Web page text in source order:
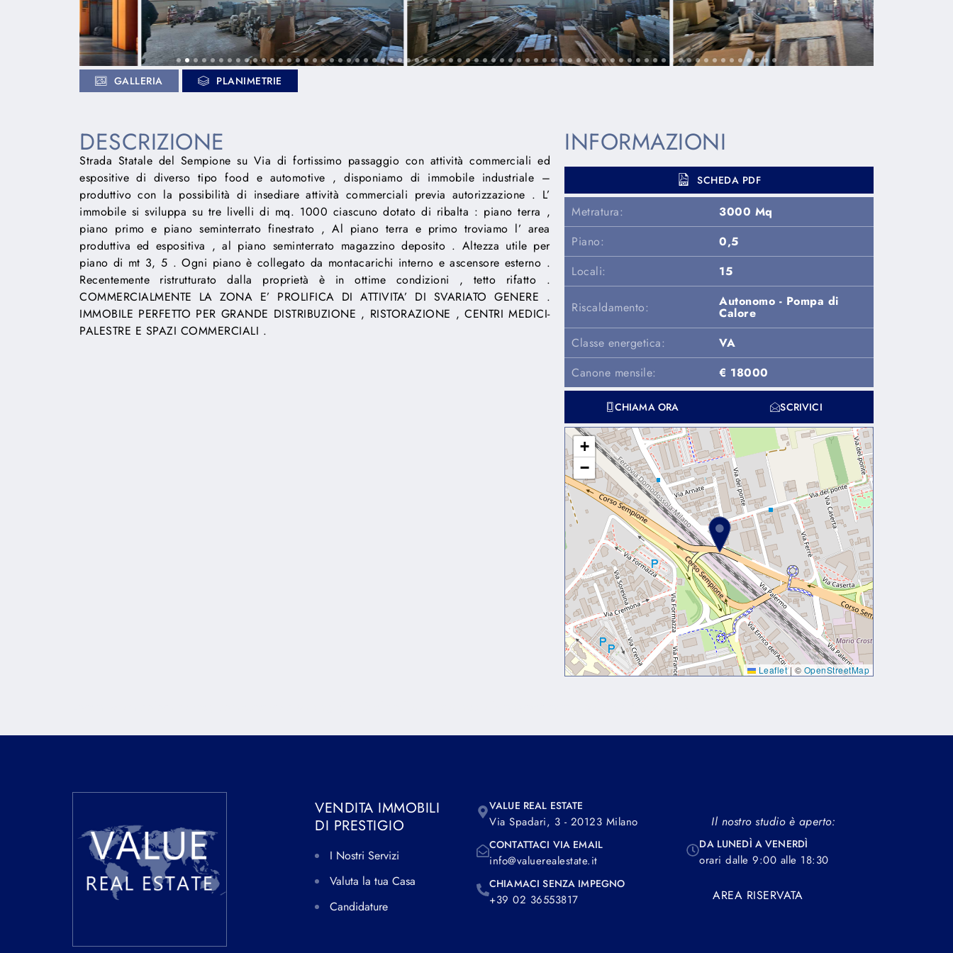
GALLERIA PLANIMETRIE
DESCRIZIONE
Strada Statale del Sempione su Via di fortissimo passaggio con attività commerciali ed
espositive di diverso tipo food e automotive , disponiamo di immobile industriale –
produttivo con la possibilità di insediare attività commerciali previa autorizzazione . L’
immobile si sviluppa su tre livelli di mq. 1000 ciascuno dotato di ribalta : piano terra ,
piano primo e piano seminterrato finestrato , Al piano terra e primo troviamo l’ area
produttiva ed espositiva , al piano seminterrato magazzino deposito . Altezza utile per
piano di mt 3, 5 . Ogni piano è collegato da montacarichi interno e ascensore esterno .
Recentemente ristrutturato dalla proprietà è in ottime condizioni , tetto rifatto .
COMMERCIALMENTE LA ZONA E’ PROLIFICA DI ATTIVITA’ DI SVARIATO GENERE .
IMMOBILE PERFETTO PER GRANDE DISTRIBUZIONE , RISTORAZIONE , CENTRI MEDICI-
PALESTRE E SPAZI COMMERCIALI .
INFORMAZIONI
SCHEDA PDF
Metratura:
3000 Mq
Piano:
0,5
Locali:
15
Riscaldamento: Autonomo - Pompa di
Calore
Classe energetica:
VA
Canone mensile:
€ 18000
CHIAMA ORA SCRIVICI
+
−
Leaflet |© OpenStreetMap
VENDITA IMMOBILI
DI PRESTIGIO
I Nostri Servizi
Valuta la tua Casa
Candidature
VALUE REAL ESTATE
Via Spadari, 3 - 20123 Milano
CONTATTACI VIA EMAIL
info@valuerealestate.it
CHIAMACI SENZA IMPEGNO
+39 02 36553817
Il nostro studio è aperto:
DA LUNEDÌ A VENERDÌ
orari dalle 9:00 alle 18:30
AREA RISERVATA